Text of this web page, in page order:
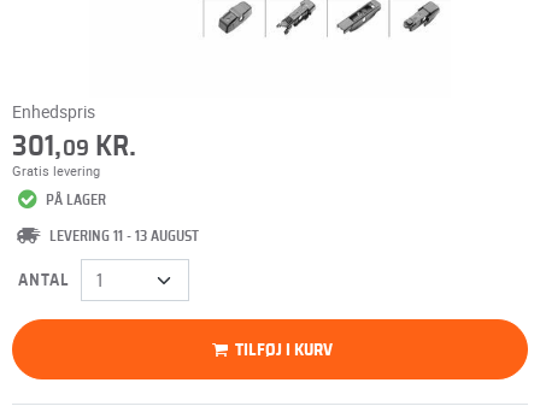
Enhedspris
301,09 KR.
Gratis levering
PÅ LAGER
LEVERING 11 - 13 AUGUST
ANTAL
TILFØJ I KURV